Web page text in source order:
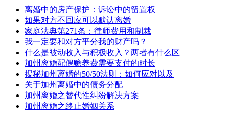
离婚中的房产保护：诉讼中的留置权
如果对方不回应可以默认离婚
家庭法典第271条：律师费用和制裁
我一定要和对方平分我的财产吗？
什么是被动收入与积极收入？两者有什么区
加州离婚配偶赡养费需要支付的时长
揭秘加州离婚的50/50法则：如何应对以及
关于加州离婚中的债务分配
加州离婚之替代性纠纷解决方案
加州离婚之终止婚姻关系